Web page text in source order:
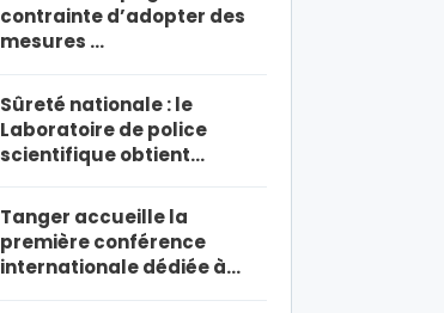
contrainte d’adopter des
mesures …
Sûreté nationale : le
Laboratoire de police
scientifique obtient…
Tanger accueille la
première conférence
internationale dédiée à…